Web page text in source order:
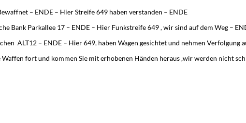
– ENDE – Hier Streife 649 haben verstanden – ENDE
Bank Parkallee 17 – ENDE – Hier Funkstreife 649 , wir sind auf dem Weg –
ALT12 – ENDE – Hier 649, haben Wagen gesichtet und nehmen Verfolgung
fort und kommen Sie mit erhobenen Händen heraus ,wir werden nicht